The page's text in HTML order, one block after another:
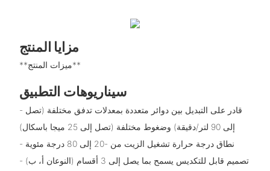
مزايا المنتج
**ميزات المنتج**
سيناريوهات التطبيق
- قادر على التبديل بين دوائر متعددة بمعدلات تدفق مختلفة (تصل
إلى 90 لتر/دقيقة) وضغوط مختلفة (تصل إلى 25 ميجا باسكال)
- نطاق درجة حرارة تشغيل الزيت من -20 إلى 80 درجة مئوية
- تصميم قابل للتكديس يسمح بما يصل إلى 3 أقسام (النوعان أ، ب)